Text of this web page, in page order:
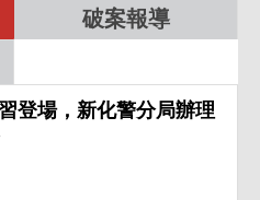
破案報導
登場，新化警分局辦理